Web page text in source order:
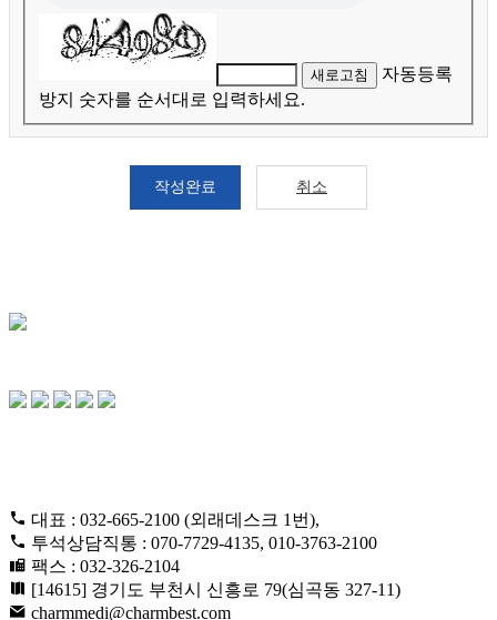
새로고침
자동등록
방지 숫자를 순서대로 입력하세요.
작성완료 취소
대표 : 032-665-2100 (외래데스크 1번),
투석상담직통 : 070-7729-4135, 010-3763-2100
팩스 : 032-326-2104
[14615] 경기도 부천시 신흥로 79(심곡동 327-11)
charmmedi@charmbest.com